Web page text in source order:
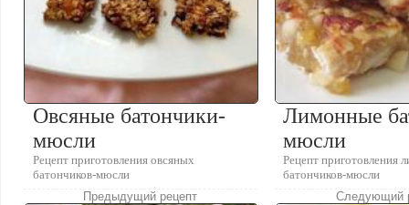
Овсяные батончики-
мюсли
Рецепт приготовления овсяных
батончиков-мюсли
Лимонные
мюсли
Рецепт приготовления
батончиков-мюсли
Предыдущий рецепт
Следующий